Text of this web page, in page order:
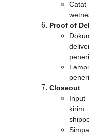
Catat
Proof of
Closeout
Input